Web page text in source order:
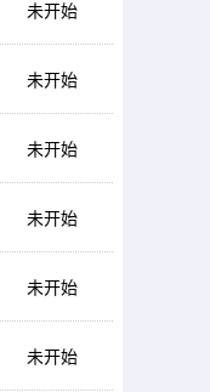
未开始
未开始
未开始
未开始
未开始
未开始